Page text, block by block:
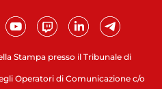
Stampa presso il Tribunale di
Operatori di Comunicazione c/o